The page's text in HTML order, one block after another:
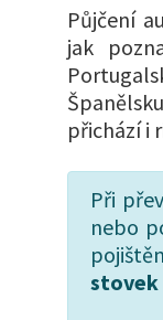
Půjčení
jak
přichází i
Při
nebo
stovek